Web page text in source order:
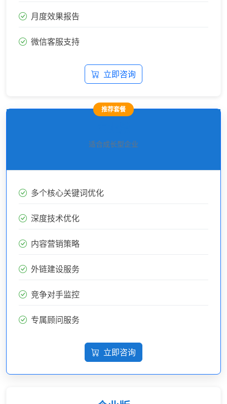
月度效果报告
微信客服支持
立即咨询
推荐套餐
适合成长型企业
多个核心关键词优化
深度技术优化
内容营销策略
外链建设服务
竞争对手监控
专属顾问服务
立即咨询